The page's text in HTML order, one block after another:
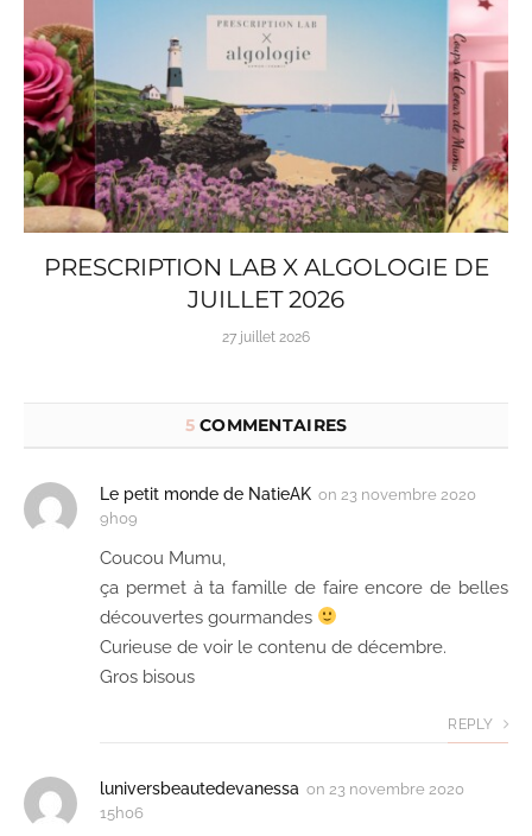
PRESCRIPTION LAB X ALGOLOGIE DE
JUILLET 2026
27 juillet 2026
5COMMENTAIRES
Le petit monde de NatieAK on 23 novembre 2020
9h09
Coucou Mumu,
ça permet à ta famille de faire encore de belles
découvertes gourmandes
Curieuse de voir le contenu de décembre.
Gros bisous
REPLY
luniversbeautedevanessa on 23 novembre 2020
15h06